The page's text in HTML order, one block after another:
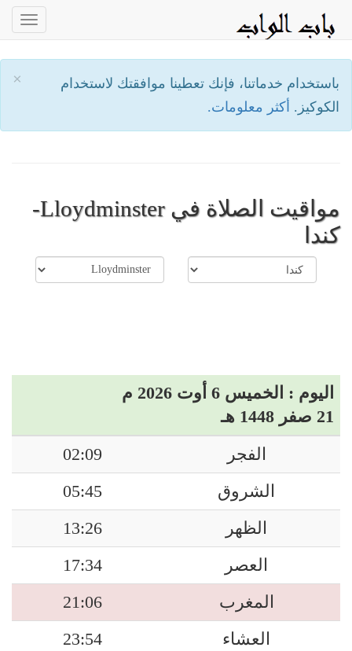
×
باستخدام خدماتنا، فإنك تعطينا موافقتك لاستخدام
الكوكيز. أكثر معلومات.
مواقيت الصلاة في Lloydminster-
كندا
اليوم : الخميس 6 أوت 2026 م
21 صفر 1448 هـ
الفجر
02:09
الشروق
05:45
الظهر
13:26
العصر
17:34
المغرب
21:06
العشاء
23:54